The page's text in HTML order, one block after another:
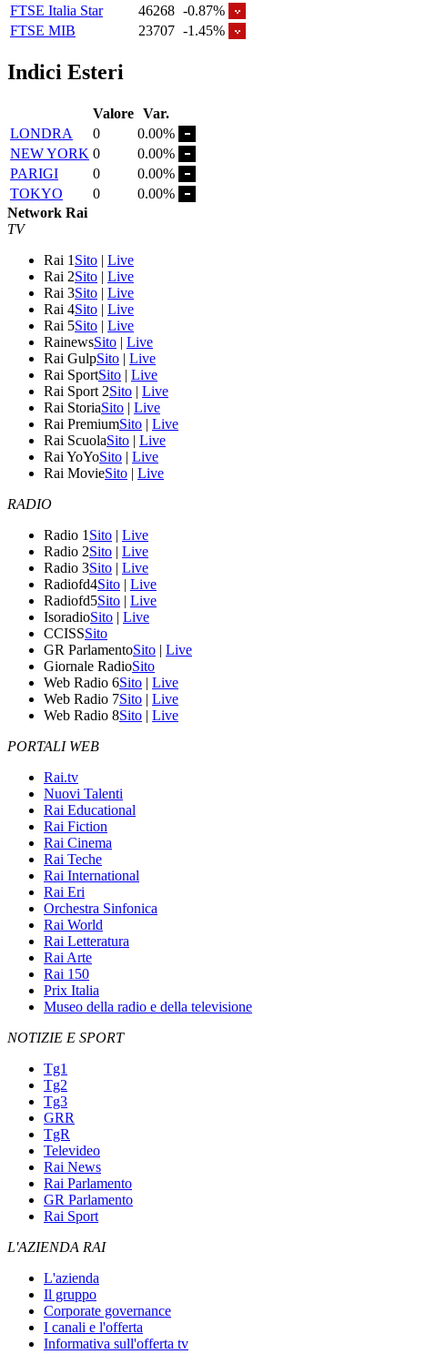
FTSE Italia Star
46268 -0.87%
FTSE MIB
23707 -1.45%
Indici Esteri
Valore Var.
LONDRA
0
0.00%
NEW YORK 0
0.00%
PARIGI
0
0.00%
TOKYO
0
0.00%
Network Rai
TV
Rai 1 Sito | Live
Rai 2Sito | Live
Rai 3Sito | Live
Rai 4Sito | Live
Rai 5Sito | Live
RainewsSito | Live
Rai GulpSito | Live
Rai SportSito | Live
Rai Sport 2Sito | Live
Rai StoriaSito | Live
Rai PremiumSito | Live
Rai ScuolaSito | Live
Rai YoYoSito | Live
Rai MovieSito | Live
RADIO
Radio 1 Sito | Live
Radio 2Sito | Live
Radio 3Sito | Live
Radiofd4Sito | Live
Radiofd5Sito | Live
IsoradioSito | Live
CCISSSito
GR ParlamentoSito | Live
Giornale RadioSito
Web Radio 6Sito | Live
Web Radio 7Sito | Live
Web Radio 8Sito | Live
PORTALI WEB
Rai.tv
Nuovi Talenti
Rai Educational
Rai Fiction
Rai Cinema
Rai Teche
Rai International
Rai Eri
Orchestra Sinfonica
Rai World
Rai Letteratura
Rai Arte
Rai 150
Prix Italia
Museo della radio e della televisione
NOTIZIE E SPORT
Tg1
Tg2
Tg3
GRR
TgR
Televideo
Rai News
Rai Parlamento
GR Parlamento
Rai Sport
L'AZIENDA RAI
L'azienda
Il gruppo
Corporate governance
I canali e l'offerta
Informativa sull'offerta tv